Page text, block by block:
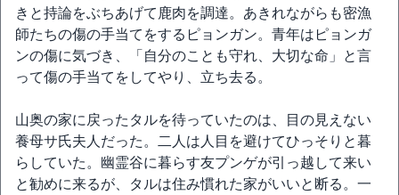
きと持論をぶちあげて鹿肉を調達。あきれながらも密漁
師たちの傷の手当てをするピョンガン。青年はピョンガ
ンの傷に気づき、「自分のことも守れ、大切な命」と言
って傷の手当てをしてやり、立ち去る。
山奥の家に戻ったタルを待っていたのは、目の見えない
養母サ氏夫人だった。二人は人目を避けてひっそりと暮
らしていた。幽霊谷に暮らす友プンゲが引っ越して来い
と勧めに来るが、タルは住み慣れた家がいいと断る。一